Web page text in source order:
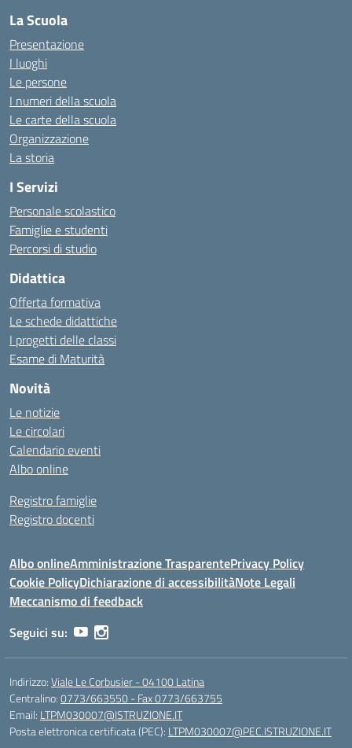
La Scuola
Presentazione
I luoghi
Le persone
I numeri della scuola
Le carte della scuola
Organizzazione
La storia
I Servizi
Personale scolastico
Famiglie e studenti
Percorsi di studio
Didattica
Offerta formativa
Le schede didattiche
I progetti delle classi
Esame di Maturità
Novità
Le notizie
Le circolari
Calendario eventi
Albo online
Registro famiglie
Registro docenti
Albo onlineAmministrazione TrasparentePrivacy Policy
Cookie PolicyDichiarazione di accessibilitàNote Legali
Meccanismo di feedback
Seguici su:
Indirizzo:Viale Le Corbusier - 04100 Latina
Centralino:0773/663550 - Fax 0773/663755
Email: LTPM030007@ISTRUZIONE.IT
Posta elettronica certificata (PEC): LTPM030007@PEC.ISTRUZIONE.IT